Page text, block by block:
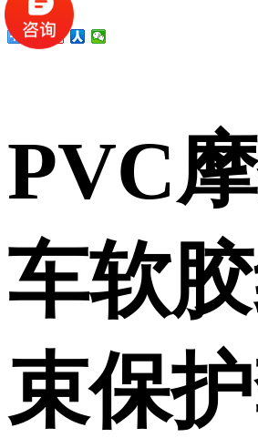
PVC
车软
束保